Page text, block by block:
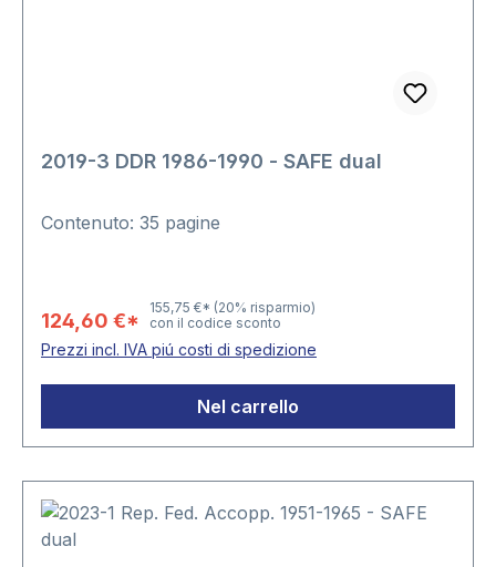
2019-3 DDR 1986-1990 - SAFE dual
Contenuto: 35 pagine
124,60 €*
155,75 €* (20% risparmio)
con il codice sconto
Prezzi incl. IVA piú costi di spedizione
Nel carrello